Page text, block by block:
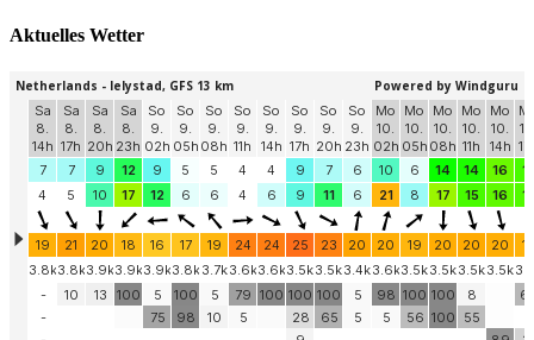
Aktuelles Wetter